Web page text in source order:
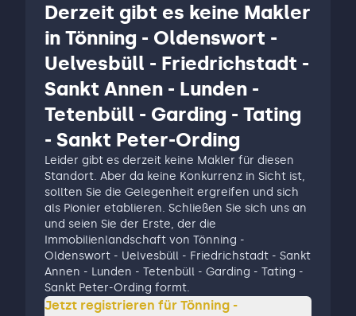
Derzeit gibt es keine Makler
in Tönning - Oldenswort -
Uelvesbüll - Friedrichstadt -
Sankt Annen - Lunden -
Tetenbüll - Garding - Tating
- Sankt Peter-Ording
Leider gibt es derzeit keine Makler für diesen
Standort. Aber da keine Konkurrenz in Sicht ist,
sollten Sie die Gelegenheit ergreifen und sich
als Pionier etablieren. Schließen Sie sich uns an
und seien Sie der Erste, der die
Immobilienlandschaft von Tönning -
Oldenswort - Uelvesbüll - Friedrichstadt - Sankt
Annen - Lunden - Tetenbüll - Garding - Tating -
Sankt Peter-Ording formt.
Jetzt registrieren für Tönning -